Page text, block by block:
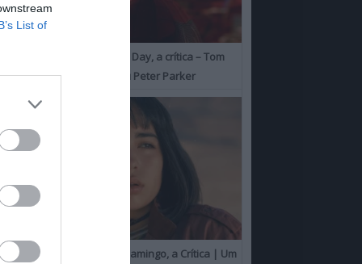
List of
Spider-Man: Brand New Day, a crítica – Tom
Holland consolida o seu Peter Parker
O Misterioso Olhar do Flamingo, a Crítica | Um